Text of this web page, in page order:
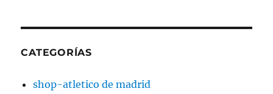
CATEGORÍAS
shop-atletico de madrid